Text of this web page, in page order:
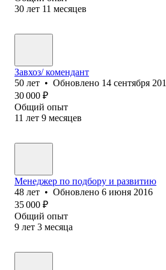
30 лет 11 месяцев
Завхоз/ комендант
50 лет • Обновлено 14 сентября
30 000 ₽
Общий опыт
11 лет 9 месяцев
Менеджер по подбору и развитию
48 лет • Обновлено 6 июня 2016
35 000 ₽
Общий опыт
9 лет 3 месяца